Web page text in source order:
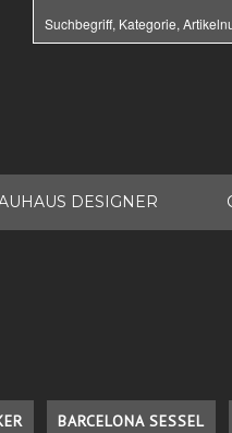
DESIGNER
BARCELONA SESSEL